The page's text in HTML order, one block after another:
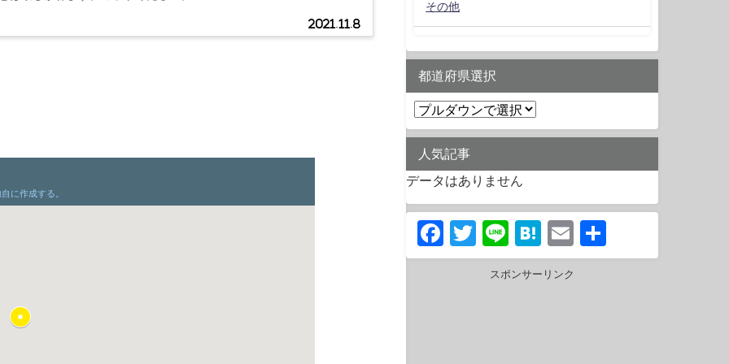
2021.11.8
その他
都道府県選択
人気記事
データはありません
Facebook
Twitter
LineHatena
Email
有
スポンサーリンク